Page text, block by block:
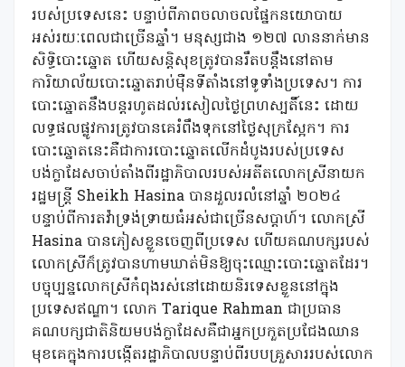
របស់ប្រទេសនេះ បន្ទាប់ពីភាពចលាចលផ្នែកនយោបាយ
អស់រយៈពេលជាច្រើនឆ្នាំ។ មនុស្សជាង ១២៧ លាននាក់មាន
សិទ្ធិបោះឆ្នោត ហើយសន្តិសុខត្រូវបានរឹតបន្តឹងនៅតាម
ការិយាល័យបោះឆ្នោតរាប់ម៉ឺនទីតាំងនៅទូទាំងប្រទេស។ ការ
បោះឆ្នោតនឹងបន្តរហូតដល់រសៀលថ្ងៃព្រហស្បតិ៍នេះ ដោយ
លទ្ធផលផ្លូវការត្រូវបានគេរំពឹងទុកនៅថ្ងៃសុក្រស្អែក។ ការ
បោះឆ្នោតនេះគឺជាការបោះឆ្នោតលើកដំបូងរបស់ប្រទេស
បង់ក្លាដែសចាប់តាំងពីរដ្ឋាភិបាលរបស់អតីតលោកស្រីនាយក
រដ្ឋមន្ត្រី Sheikh Hasina បានដួលរលំនៅឆ្នាំ ២០២៤
បន្ទាប់ពីការតវ៉ាទ្រង់ទ្រាយធំអស់ជាច្រើនសប្តាហ៍។ លោកស្រី
Hasina បានភៀសខ្លួនចេញពីប្រទេស ហើយគណបក្សរបស់
លោកស្រីក៏ត្រូវបានហាមឃាត់មិនឱ្យចុះឈ្មោះបោះឆ្នោតដែរ។
បច្ចុប្បន្នលោកស្រីកំពុងរស់នៅដោយនិរទេសខ្លួននៅក្នុង
ប្រទេសឥណ្ឌា។ លោក Tarique Rahman ជាប្រធាន
គណបក្សជាតិនិយមបង់ក្លាដែសគឺជាអ្នកប្រកួតប្រជែងឈាន
មុខគេក្នុងការបង្កើតរដ្ឋាភិបាលបន្ទាប់ពីរបបគ្រួសាររបស់លោក